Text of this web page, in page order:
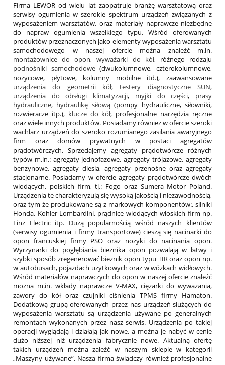
Firma LEWOR od wielu lat zaopatruje branżę warsztatową oraz
serwisy ogumienia w szerokie spektrum urządzeń związanych z
wyposażeniem warsztatów, oraz materiały naprawcze niezbędne
do napraw ogumienia wszelkiego typu. Wśród oferowanych
produktów przeznaczonych jako elementy wyposażenia warsztatu
samochodowego w naszej ofercie można znaleźć m.in.
montażownice do opon,wyważarki do kół, różnego rodzaju
podnośniki samochodowe(dwukolumnowe, czterokolumnowe,
nożycowe, płytowe, kolumny mobilne itd.), zaawansowane
urządzenia do geometrii kół,testery diagnostyczne SUN,
urządzenia do obsługi klimatyzacji, myjki do części, prasy
hydrauliczne, hydraulikę siłową(pompy hydrauliczne, siłowniki,
rozwieracze itp.), klucze do kół, profesjonalne narzędzia ręczne
oraz wiele innych produktów. Posiadamy również w ofercie szeroki
wachlarz urządzeń do szeroko rozumianego zasilania awaryjnego
firm oraz domów prywatnych w postaci agregatów
prądotwórczych. Sprzedajemy agregaty prądotwórcze różnych
typów m.in.: agregaty jednofazowe, agregaty trójazowe, agregaty
benzynowe, agregaty diesla, agregaty przenośne oraz agregaty
stacjonarne. Posiadamy w ofercie agregaty prądotwórcze dwóch
wiodących, polskich firm, tj.: Fogo oraz Sumera Motor Poland.
Urządzenia te charakteryzują się wysoką jakością i niezawodnością,
oraz tym że produkowane są z markowych komponentów:. silniki
Honda, Kohler-Lombardini, prądnice wiodących włoskich firm np.
Linz Electric itp. Dużą popularnością wśród naszych klientów
(serwisy ogumienia i firmy transportowe) cieszą się nacinarki do
opon francuskiej firmy PSO oraz nożyki do nacinania opon.
Wyrzynarki do pogłębiania bieżnika opon pozwalają w łatwy i
szybki sposób zregenerować bieżnik opon typu TIR oraz opon np.
w autobusach, pojazdach użytkowych oraz w wózkach widłowych.
Wśród materiałów naprawczych do opon w naszej ofercie znaleźć
można m.in. wkłady naprawcze V-MAX, ciężarki do wyważania,
zawory do kół oraz czujniki ciśnienia TPMS firmy Hamaton.
Dodatkową grupą oferowanych przez nas urządzeń służących do
wyposażenia warsztatu są urządzenia używane po generalnych
remontach wykonanych przez nasz serwis. Urządzenia po takiej
operacji wyglądają i działają jak nowe, a można je nabyć w cenie
dużo niższej niż urządzenia fabrycznie nowe. Aktualną ofertę
takich urządzeń można zaleźć w naszym sklepie w kategorii
„Maszyny używane”. Nasza firma świadczy również profesjonalne